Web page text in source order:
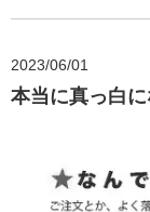
2023/06/01
本当に真っ白